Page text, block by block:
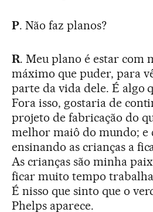
P. Não faz planos?
R. Meu plano é estar com
máximo que puder, para
parte da vida dele. É algo
Fora isso, gostaria de
projeto de fabricação do
melhor maiô do mundo; e
ensinando as crianças a
As crianças são minha
ficar muito tempo
É nisso que sinto que o
Phelps aparece.